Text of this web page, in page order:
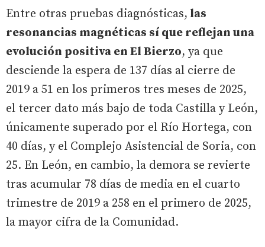
Entre otras pruebas diagnósticas, las
resonancias magnéticas sí que reflejan una
evolución positiva en El Bierzo, ya que
desciende la espera de 137 días al cierre de
2019 a 51 en los primeros tres meses de 2025,
el tercer dato más bajo de toda Castilla y León,
únicamente superado por el Río Hortega, con
40 días, y el Complejo Asistencial de Soria, con
25. En León, en cambio, la demora se revierte
tras acumular 78 días de media en el cuarto
trimestre de 2019 a 258 en el primero de 2025,
la mayor cifra de la Comunidad.